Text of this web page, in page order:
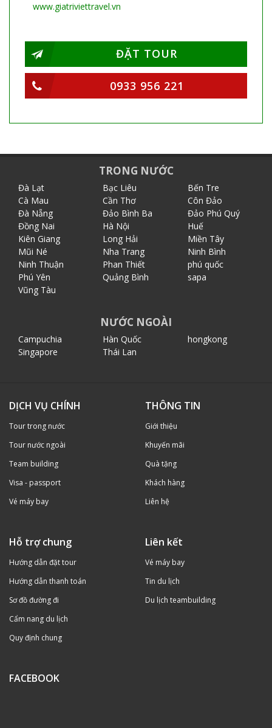
www.giatriviettravel.vn
ĐẶT TOUR
0933 956 221
TRONG NƯỚC
Đà Lạt Bạc Liêu
Bến Tre
Cà Mau
Cần Thơ
Côn Đảo
Đà Nẵng
Đảo Bình Ba
Đảo Phú Quý
Đồng Nai
Hà Nội
Huế
Kiên Giang
Long Hải
Miền Tây
Mũi Né
Nha Trang
Ninh Bình
Ninh Thuận
Phan Thiết
phú quốc
Phú Yên
Quảng Bình
sapa
Vũng Tàu
NƯỚC NGOÀI
Campuchia Hàn Quốc
hongkong
Singapore
Thái Lan
DỊCH VỤ CHÍNH
Tour trong nước
Tour nước ngoài
Team building
Visa - passport
Vé máy bay
THÔNG TIN
Giới thiệu
Khuyến mãi
Quà tặng
Khách hàng
Liên hệ
Hỗ trợ chung
Hướng dẫn đặt tour
Hướng dẫn thanh toán
Sơ đồ đường đi
Cẩm nang du lịch
Quy định chung
Liên kết
Vé máy bay
Tin du lịch
Du lịch teambuilding
FACEBOOK